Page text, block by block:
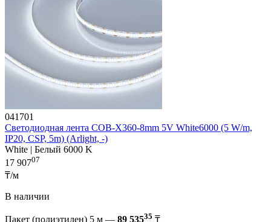
041701
Светодиодная лента COB-X360-8mm 5V White6000 (5 W/m,
IP20, CSP, 5m) (Arlight, -)
White | Белый 6000 K
17 90707
₸/м
В наличии
Пакет (полиэтилен) 5 м — 89 53535 ₸